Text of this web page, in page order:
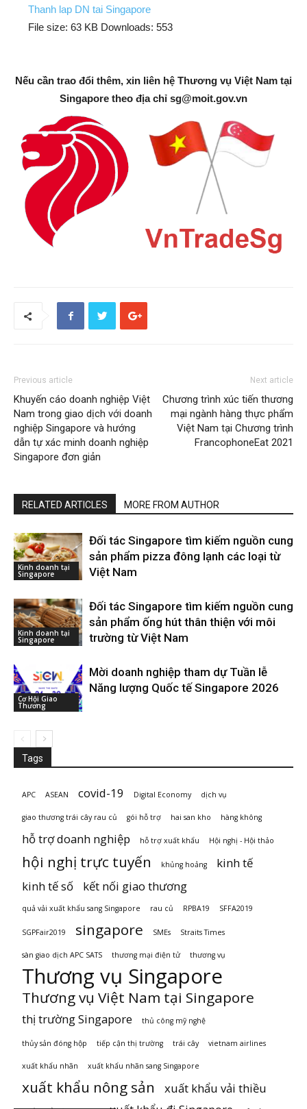
Thanh lap DN tai Singapore
File size: 63 KB Downloads: 553
Nếu cần trao đổi thêm, xin liên hệ Thương vụ Việt Nam tại
Singapore theo địa chỉ sg@moit.gov.vn
Previous article
Khuyến cáo doanh nghiệp Việt
Nam trong giao dịch với doanh
nghiệp Singapore và hướng
dẫn tự xác minh doanh nghiệp
Singapore đơn giản
Next article
Chương trình xúc tiến thương
mại ngành hàng thực phẩm
Việt Nam tại Chương trình
FrancophoneEat 2021
RELATED ARTICLES MORE FROM AUTHOR
Kinh doanh tại
Singapore
Đối tác Singapore tìm kiếm nguồn cung
sản phẩm pizza đông lạnh các loại từ
Việt Nam
Kinh doanh tại
Singapore
Đối tác Singapore tìm kiếm nguồn cung
sản phẩm ống hút thân thiện với môi
trường từ Việt Nam
Cơ Hội Giao
Thương
Mời doanh nghiệp tham dự Tuần lễ
Năng lượng Quốc tế Singapore 2026
Tags
APC ASEAN covid-19 Digital Economy dịch vụ
giao thương trái cây rau củ gói hỗ trợ hai san kho hàng không
hỗ trợ doanh nghiệp hỗ trợ xuất khẩu Hội nghị - Hội thảo
hội nghị trực tuyến khủng hoảng
kinh tế
kinh tế số
kết nối giao thương
quả vải xuất khẩu sang Singapore rau củ RPBA19 SFFA2019
SGPFair2019 singapore SMEs Straits Times
sàn giao dịch APC SATS thương mại điện tử thương vụ
Thương vụ Singapore
Thương vụ Việt Nam tại Singapore
thị trường Singapore thủ công mỹ nghệ
thủy sản đóng hộp tiếp cận thị trường trái cây vietnam airlines
xuất khẩu nhãn xuất khẩu nhãn sang Singapore
xuất khẩu nông sản xuất khẩu vải thiều